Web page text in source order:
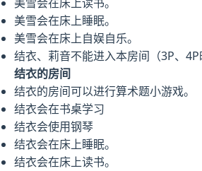
美雪会在床上睡眠。
美雪会在床上自娱自乐。
结衣、莉音不能进入本房间（3P、4P
结衣的房间
结衣的房间可以进行算术题小游戏。
结衣会在书桌学习
结衣会使用钢琴
结衣会在床上睡眠。
结衣会在床上读书。